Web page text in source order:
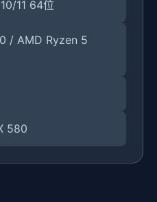
11 64位
/ AMD Ryzen 5
580